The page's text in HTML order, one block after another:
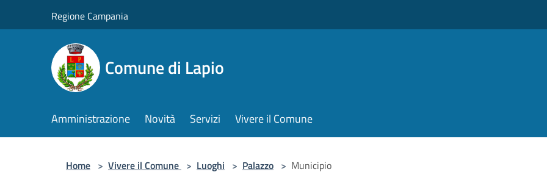
Regione Campania
Comune di Lapio
Amministrazione Novità Servizi Vivere il Comune
Home > Vivere il Comune > Luoghi > Palazzo > Municipio